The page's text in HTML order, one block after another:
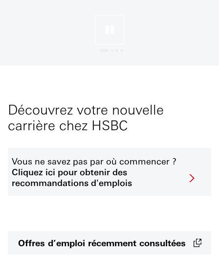
Découvrez votre nouvelle
carrière chez HSBC
Vous ne savez pas par où commencer ?
Cliquez ici pour obtenir des
recommandations d'emplois
Offres d’emploi récemment consultées